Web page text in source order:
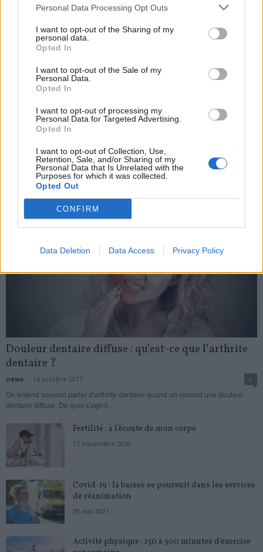
Personal Data Processing Opt Outs
I want to opt-out of the Sharing of my
personal data.
Opted In
I want to opt-out of the Sale of my
Personal Data.
Opted In
I want to opt-out of processing my
Personal Data for Targeted Advertising.
Opted In
I want to opt-out of Collection, Use,
Retention, Sale, and/or Sharing of my
Personal Data that Is Unrelated with the
Purposes for which it was collected.
Opted Out
CONFIRM
Data Deletion Data Access Privacy Policy
8 septembre 2020
25 juillet 2018
Polio : détection du virus dans les eaux usées
30 août 2022
My Favorites
Douleur dentaire diffuse : qu’est-ce que l’arthrite
dentaire ?
news - 16 octobre 2017 0
On entend souvent parler d’arthrite dentaire quand on ressent une douleur
dentaire diffuse. De quoi s'agit-il ...
Fertilité : à l’écoute de mon corps
17 novembre 2020
Covid-19 : la baisse se poursuit dans les services
de réanimation
20 mai 2021
Activité physique : 150 à 300 minutes d’exercice